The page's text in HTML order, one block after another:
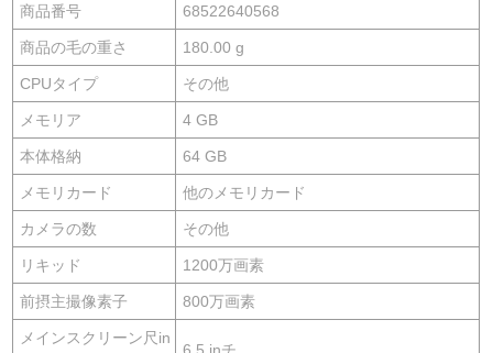
商品番号 68522640568
商品の毛の重さ 180.00 g
CPUタイプ その他
メモリア 4 GB
本体格納 64 GB
メモリカード 他のメモリカード
カメラの数 その他
リキッド 1200万画素
前摂主撮像素子 800万画素
メインスクリーン尺in